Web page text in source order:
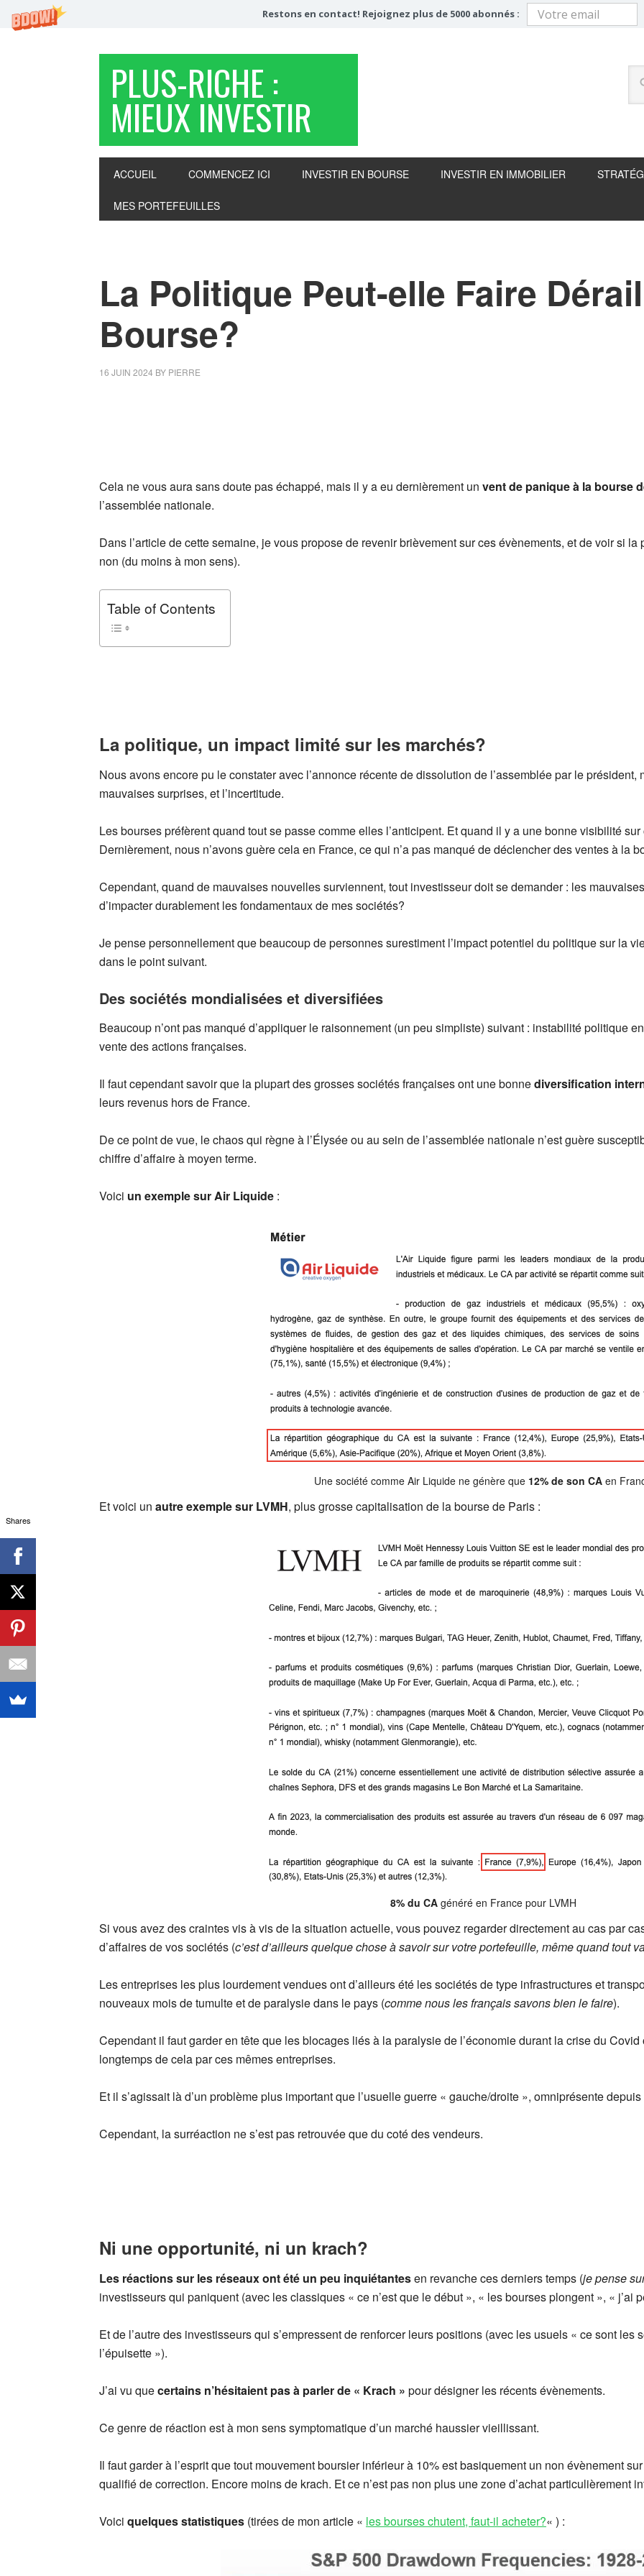
Restons en contact! Rejoignez plus de 5000 abonnés :
PLUS-RICHE :
MIEUX INVESTIR
ACCUEIL COMMENCEZ ICI INVESTIR EN BOURSE INVESTIR EN IMMOBILIER
MES PORTEFEUILLES
La Politique Peut-elle Faire
Bourse?
16 JUIN 2024 BY PIERRE
Cela ne vous aura sans doute pas échappé, mais il y a eu dernièrement un vent de panique à la bourse
l’assemblée nationale.
Dans l’article de cette semaine, je vous propose de revenir brièvement sur ces évènements, et de voir si
non (du moins à mon sens).
Table of Contents
La politique, un impact limité sur les marchés?
Nous avons encore pu le constater avec l’annonce récente de dissolution de l’assemblée par le
mauvaises surprises, et l’incertitude.
Les bourses préfèrent quand tout se passe comme elles l’anticipent. Et quand il y a une bonne visibilité
Dernièrement, nous n’avons guère cela en France, ce qui n’a pas manqué de déclencher des ventes à la
Cependant, quand de mauvaises nouvelles surviennent, tout investisseur doit se demander : les
d’impacter durablement les fondamentaux de mes sociétés?
Je pense personnellement que beaucoup de personnes surestiment l’impact potentiel du politique sur la
dans le point suivant.
Des sociétés mondialisées et diversifiées
Beaucoup n’ont pas manqué d’appliquer le raisonnement (un peu simpliste) suivant : instabilité politique
vente des actions françaises.
Il faut cependant savoir que la plupart des grosses sociétés françaises ont une bonnediversification
leurs revenus hors de France.
De ce point de vue, le chaos qui règne à l’Élysée ou au sein de l’assemblée nationale n’est guère
chiffre d’affaire à moyen terme.
Voici un exemple sur Air Liquide :
Une société comme Air Liquide ne génère que 12% de son CA en
Et voici un autre exemple sur LVMH, plus grosse capitalisation de la bourse de Paris :
8% du CAgénéré en France pour LVMH
Si vous avez des craintes vis à vis de la situation actuelle, vous pouvez regarder directement au cas par
d’affaires de vos sociétés (c’est d’ailleurs quelque chose à savoir sur votre portefeuille, même quand tout
Les entreprises les plus lourdement vendues ont d’ailleurs été les sociétés de type infrastructures et
nouveaux mois de tumulte et de paralysie dans le pays (comme nous les français savons bien le faire).
Cependant il faut garder en tête que les blocages liés à la paralysie de l’économie durant la crise du
longtemps de cela par ces mêmes entreprises.
Et il s’agissait là d’un problème plus important que l’usuelle guerre « gauche/droite », omniprésente
Cependant, la surréaction ne s’est pas retrouvée que du coté des vendeurs.
Ni une opportunité, ni un krach?
Les réactions sur les réseaux ont été un peu inquiétantesen revanche ces derniers temps (je pense
investisseurs qui paniquent (avec les classiques « ce n’est que le début », « les bourses plongent », « j’ai
Et de l’autre des investisseurs qui s’empressent de renforcer leurs positions (avec les usuels « ce sont les
l’épuisette »).
J’ai vu quecertains n’hésitaient pas à parler de « Krach » pour désigner les récents évènements.
Ce genre de réaction est à mon sens symptomatique d’un marché haussier vieillissant.
Il faut garder à l’esprit que tout mouvement boursier inférieur à 10% est basiquement un non évènement
qualifié de correction. Encore moins de krach. Et ce n’est pas non plus une zone d’achat particulièrement
Voici quelques statistiques (tirées de mon article « les bourses chutent, faut-il acheter?« ) :
Shares